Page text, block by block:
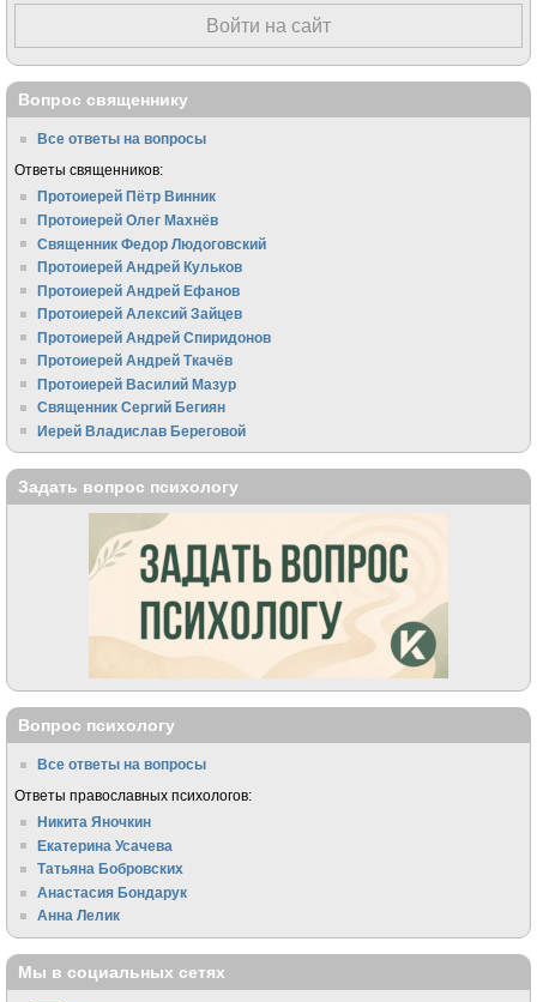
Войти на сайт
Вопрос священнику
Все ответы на вопросы
Ответы священников:
Протоиерей Пётр Винник
Протоиерей Олег Махнёв
Священник Федор Людоговский
Протоиерей Андрей Кульков
Протоиерей Андрей Ефанов
Протоиерей Алексий Зайцев
Протоиерей Андрей Спиридонов
Протоиерей Андрей Ткачёв
Протоиерей Василий Мазур
Священник Сергий Бегиян
Иерей Владислав Береговой
Задать вопрос психологу
Вопрос психологу
Все ответы на вопросы
Ответы православных психологов:
Никита Яночкин
Екатерина Усачева
Татьяна Бобровских
Анастасия Бондарук
Анна Лелик
Мы в социальных сетях